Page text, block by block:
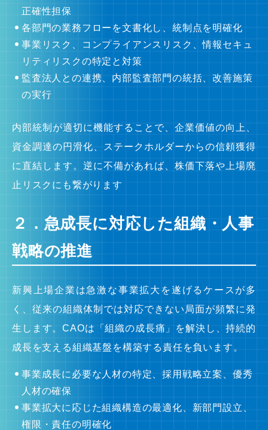
正確性担保
各部門の業務フローを文書化し、統制点を明確化
事業リスク、コンプライアンスリスク、情報セキュ
リティリスクの特定と対策
監査法人との連携、内部監査部門の統括、改善施策
の実行
内部統制が適切に機能することで、企業価値の向上、
資金調達の円滑化、ステークホルダーからの信頼獲得
に直結します。逆に不備があれば、株価下落や上場廃
止リスクにも繋がります
２．急成長に対応した組織・人事
戦略の推進
新興上場企業は急激な事業拡大を遂げるケースが多
く、従来の組織体制では対応できない局面が頻繁に発
生します。CAOは「組織の成長痛」を解決し、持続的
成長を支える組織基盤を構築する責任を負います。
事業成長に必要な人材の特定、採用戦略立案、優秀
人材の確保
事業拡大に応じた組織構造の最適化、新部門設立、
権限・責任の明確化